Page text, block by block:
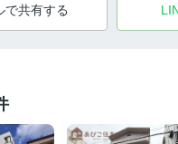
で共有する